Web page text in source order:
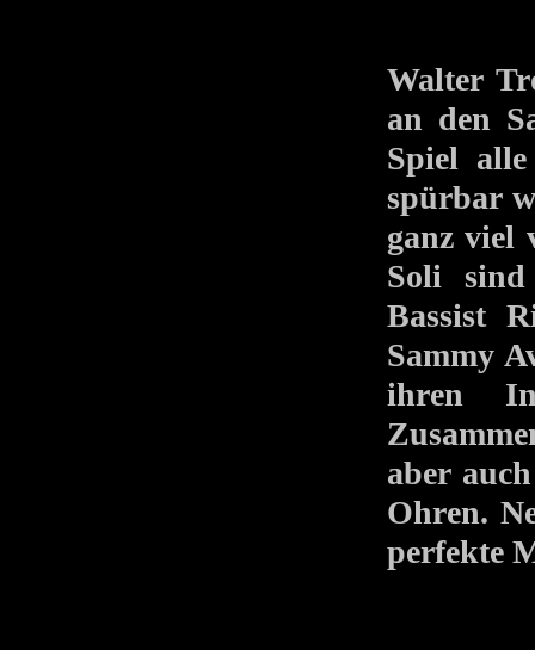
Walter
an den
Spiel
spürbar
ganz viel
Soli sind
Bassist
Sammy
ihren
aber
Ohren.
perfekte